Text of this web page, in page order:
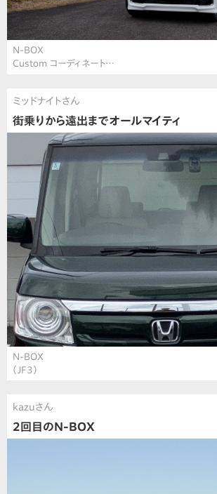
N-BOX
Custom コーディネート…
ミッドナイトさん
街乗りから遠出までオールマイティ
N-BOX
（JF3）
kazuさん
2回目のN-BOX